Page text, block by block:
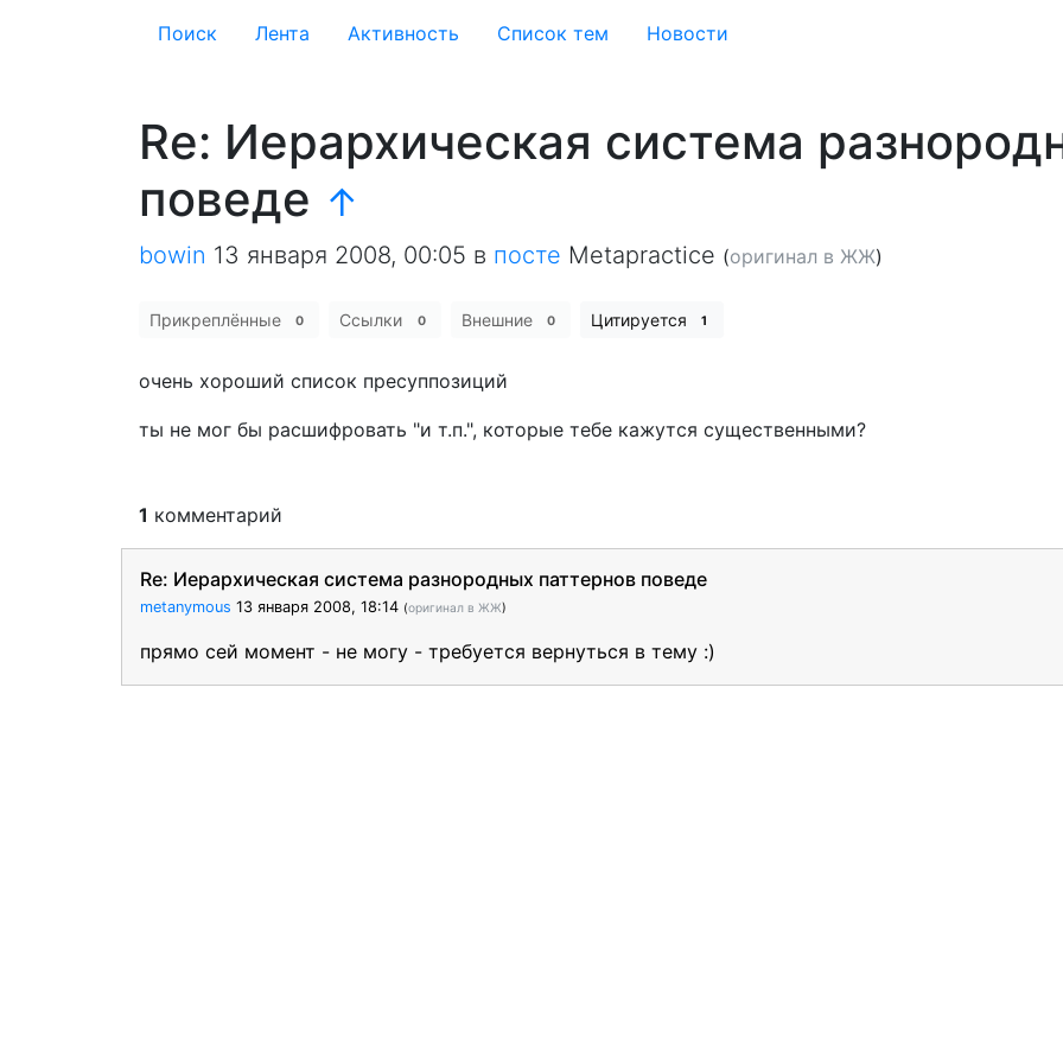
Поиск Лента Активность Cписок тем Новости
Re: Иерархическая система
поведе ↑
bowin 13 января 2008, 00:05 в посте Metapractice (оригинал в ЖЖ)
Прикреплённые 0 Ссылки 0 Внешние 0 Цитируется 1
очень хороший список пресуппозиций
ты не мог бы расшифровать "и т.п.", которые тебе кажутся существенными?
1 комментарий
Re: Иерархическая система разнородных паттернов поведе
metanymous 13 января 2008, 18:14 (оригинал в ЖЖ)
прямо сей момент - не могу - требуется вернуться в тему :)